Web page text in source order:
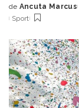
Posted
by
de Ancuta Marcus
Sport